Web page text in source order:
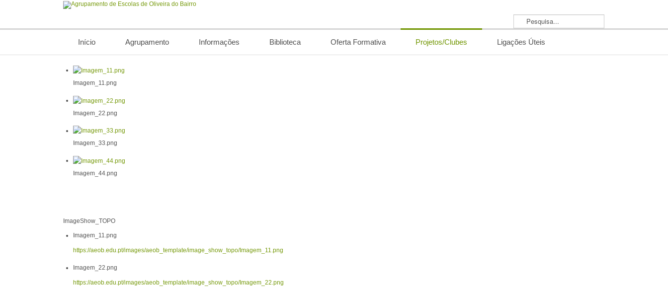
Pesquisa...
Início Agrupamento Informações Biblioteca Oferta Formativa Projetos/Clubes Ligações Úteis
Imagem_11.png
Imagem_22.png
Imagem_33.png
Imagem_44.png
ImageShow_TOPO
Imagem_11.png
https://aeob.edu.pt/images/aeob_template/image_show_topo/Imagem_11.png
Imagem_22.png
https://aeob.edu.pt/images/aeob_template/image_show_topo/Imagem_22.png